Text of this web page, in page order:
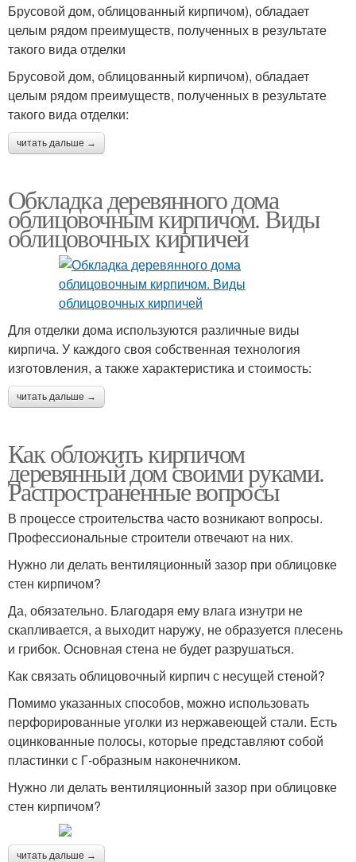
Брусовой дом, облицованный кирпичом), обладает
целым рядом преимуществ, полученных в результате
такого вида отделки
Брусовой дом, облицованный кирпичом), обладает
целым рядом преимуществ, полученных в результате
такого вида отделки:
читать дальше →
Обкладка деревянного дома
облицовочным кирпичом. Виды
облицовочных кирпичей
Для отделки дома используются различные виды
кирпича. У каждого своя собственная технология
изготовления, а также характеристика и стоимость:
читать дальше →
Как обложить кирпичом
деревянный дом своими руками.
Распространенные вопросы
В процессе строительства часто возникают вопросы.
Профессиональные строители отвечают на них.
Нужно ли делать вентиляционный зазор при облицовке
стен кирпичом?
Да, обязательно. Благодаря ему влага изнутри не
скапливается, а выходит наружу, не образуется плесень
и грибок. Основная стена не будет разрушаться.
Как связать облицовочный кирпич с несущей стеной?
Помимо указанных способов, можно использовать
перфорированные уголки из нержавеющей стали. Есть
оцинкованные полосы, которые представляют собой
пластинки с Г-образным наконечником.
Нужно ли делать вентиляционный зазор при облицовке
стен кирпичом?
читать дальше →